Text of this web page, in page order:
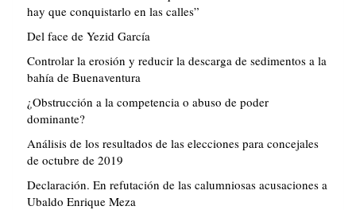
hay que conquistarlo en las calles”
Del face de Yezid García
Controlar la erosión y reducir la descarga de sedimentos a la
bahía de Buenaventura
¿Obstrucción a la competencia o abuso de poder
dominante?
Análisis de los resultados de las elecciones para concejales
de octubre de 2019
Declaración. En refutación de las calumniosas acusaciones a
Ubaldo Enrique Meza